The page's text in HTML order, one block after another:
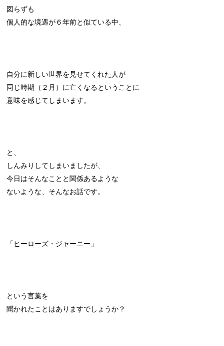
図らずも
個人的な境遇が６年前と似ている中、
自分に新しい世界を見せてくれた人が
同じ時期（２月）に亡くなるということに
意味を感じてしまいます。
と、
しんみりしてしまいましたが、
今日はそんなことと関係あるような
ないような、そんなお話です。
「ヒーローズ・ジャーニー」
という言葉を
聞かれたことはありますでしょうか？